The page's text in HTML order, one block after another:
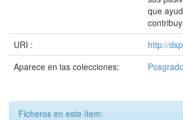
que
URI :
http://
Aparece en las colecciones:
Ficheros en este ítem: